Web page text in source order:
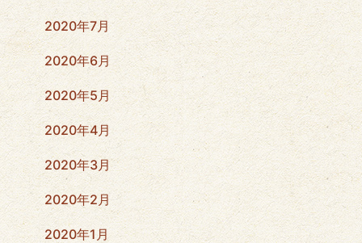
2020年7月
2020年6月
2020年5月
2020年4月
2020年3月
2020年2月
2020年1月